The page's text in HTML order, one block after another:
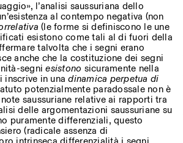
l’analisi saussuriana dello
al contempo negativa (non
(le forme si definiscono le une
esistono come tali al di fuori della
talvolta che i segni erano
anche che la costituzione dei segni
segniesistono sicuramente nella
inscrive in unadinamica perpetua di
potenzialmente paradossale non è
saussuriane relative ai rapporti tra
delle argomentazioni saussuriane su
puramente differenziali, questo
(radicale assenza di